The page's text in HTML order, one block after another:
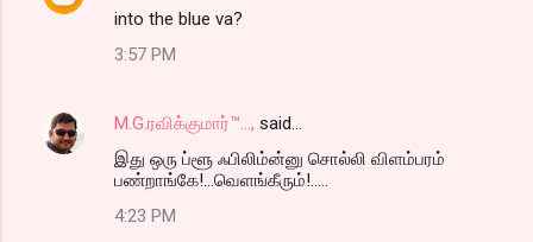
into the blue va?
3:57 PM
M.G.ரவிக்குமார்™..., said…
இது ஒரு ப்ளூ ஃபிலிம்ன்னு சொல்லி விளம்பரம்
பண்றாங்கே!...வெளங்கீரும்!.....
4:23 PM